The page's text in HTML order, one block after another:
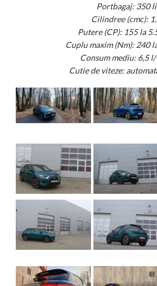
Portbagaj: 350
Cilindree (cmc):
Putere (CP): 155 la
Cuplu maxim (Nm): 240
Consum mediu: 6,5
Cutie de viteze: